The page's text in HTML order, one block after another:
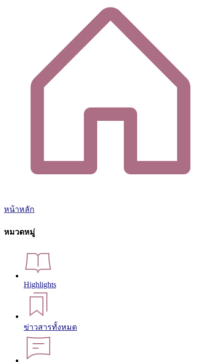
หน้าหลัก
หมวดหมู่
Highlights
ข่าวสารทั้งหมด